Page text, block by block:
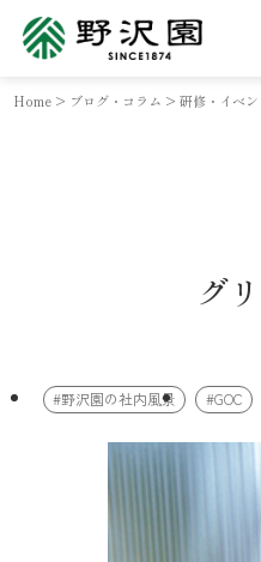
Home > ブログ・コラム > 研修・イベン
グ
#野沢園の社内風景 #GOC